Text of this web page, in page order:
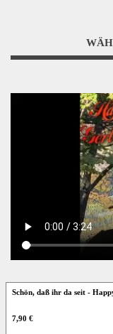
Schön, daß ihr da seit -
7,90 €